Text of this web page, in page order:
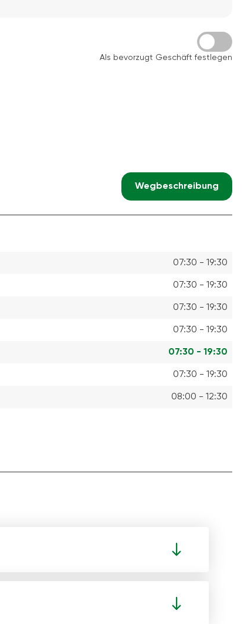
Als bevorzugt Geschäft festlegen
Wegbeschreibung
07:30 - 19:30
07:30 - 19:30
07:30 - 19:30
07:30 - 19:30
07:30 - 19:30
07:30 - 19:30
08:00 - 12:30